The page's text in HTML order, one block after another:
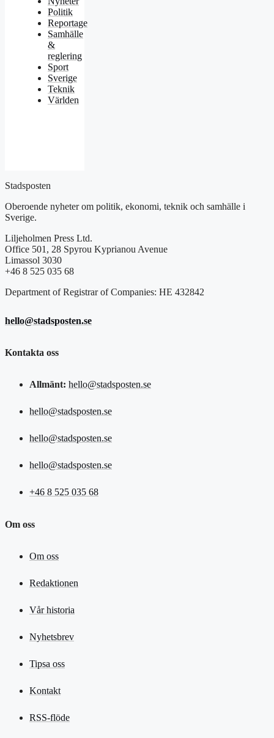
Politik
Reportage
Samhälle
&
reglering
Sport
Sverige
Teknik
Världen
Stadsposten
Oberoende nyheter om politik, ekonomi, teknik och samhälle i
Sverige.
Liljeholmen Press Ltd.
Office 501, 28 Spyrou Kyprianou Avenue
Limassol 3030
+46 8 525 035 68
Department of Registrar of Companies: HE 432842
hello@stadsposten.se
Kontakta oss
Allmänt: hello@stadsposten.se
hello@stadsposten.se
hello@stadsposten.se
hello@stadsposten.se
+46 8 525 035 68
Om oss
Om oss
Redaktionen
Vår historia
Nyhetsbrev
Tipsa oss
Kontakt
RSS-flöde